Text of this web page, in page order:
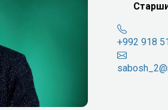
+992 918